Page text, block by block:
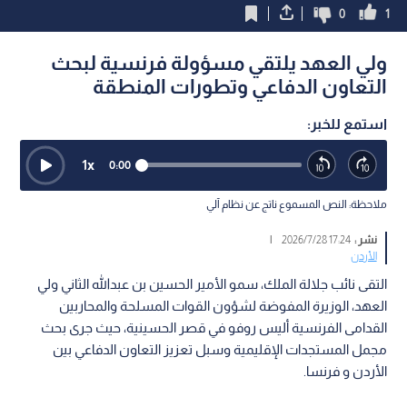
1
0
ولي العهد يلتقي مسؤولة فرنسية لبحث
التعاون الدفاعي وتطورات المنطقة
استمع للخبر:
0:00
1x
ملاحظة: النص المسموع ناتج عن نظام آلي
نشر :17:24 2026/7/28
|
الأردن
التقى نائب جلالة الملك، سمو الأمير الحسين بن عبدالله الثاني ولي
العهد، الوزيرة المفوضة لشؤون القوات المسلحة والمحاربين
القدامى الفرنسية أليس روفو في قصر الحسينية، حيث جرى بحث
مجمل المستجدات الإقليمية وسبل تعزيز التعاون الدفاعي بين
الأردن و فرنسا.